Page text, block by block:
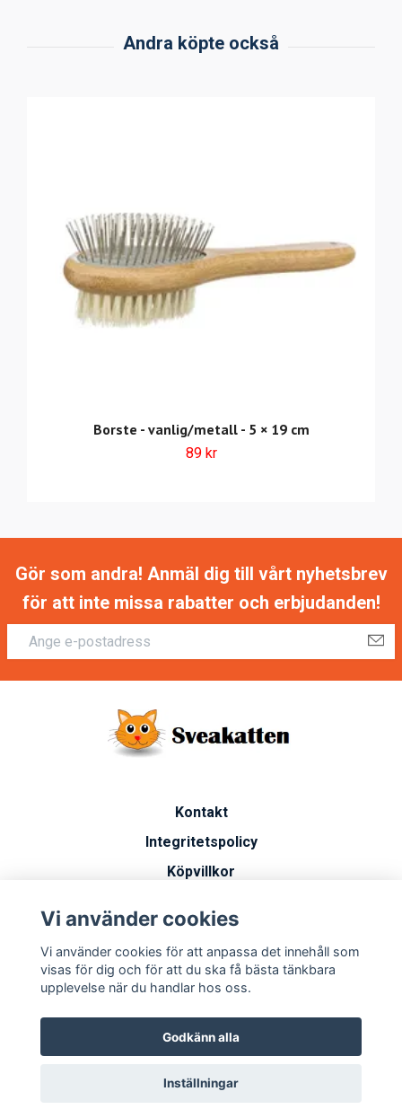
Borste - vanlig/metall - 5 × 19 cm
89 kr
Gör som andra! Anmäl dig till vårt nyhetsbrev
för att inte missa rabatter och erbjudanden!
Kontakt
Integritetspolicy
Köpvillkor
Vanliga frågor
Miljöarbete
Vi använder cookies
Vi använder cookies för att anpassa det innehåll som
visas för dig och för att du ska få bästa tänkbara
upplevelse när du handlar hos oss.
Godkänn alla
Inställningar